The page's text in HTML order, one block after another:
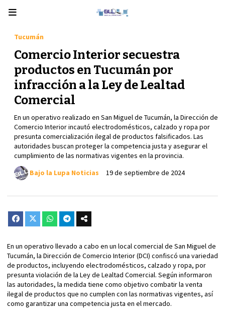
Comercio Interior secuestra
productos en Tucumán por
infracción a la Ley de Lealtad
Comercial
En un operativo realizado en San Miguel de Tucumán, la Dirección de
Comercio Interior incautó electrodomésticos, calzado y ropa por
presunta comercialización ilegal de productos falsificados. Las
autoridades buscan proteger la competencia justa y asegurar el
cumplimiento de las normativas vigentes en la provincia.
Tucumán
19 de septiembre de 2024
Bajo la Lupa Noticias
En un operativo llevado a cabo en un local comercial de San Miguel de
Tucumán, la Dirección de Comercio Interior (DCI) confiscó una variedad
de productos, incluyendo electrodomésticos, calzado y ropa, por
presunta violación de la Ley de Lealtad Comercial. Según informaron
las autoridades, la medida tiene como objetivo combatir la venta
ilegal de productos que no cumplen con las normativas vigentes, así
como garantizar una competencia justa en el mercado.